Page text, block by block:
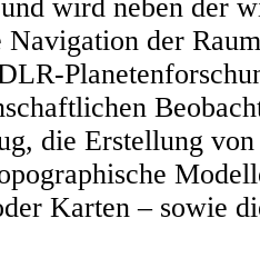
wird neben der
der
die Erstellung
Karten – sowie